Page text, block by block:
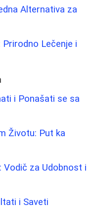
Alternativa za
Lečenje i
i Ponašati se sa
Životu: Put ka
Vodič za Udobnost i
i Saveti